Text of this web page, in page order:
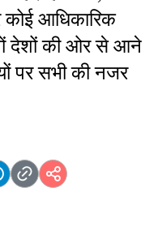
आधिकारिक
देशों की ओर से आने
पर सभी की नजर